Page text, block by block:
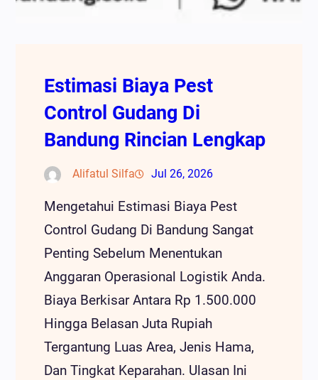
Estimasi Biaya Pest
Control Gudang Di
Bandung Rincian Lengkap
Alifatul Silfa Jul 26, 2026
Mengetahui Estimasi Biaya Pest
Control Gudang Di Bandung Sangat
Penting Sebelum Menentukan
Anggaran Operasional Logistik Anda.
Biaya Berkisar Antara Rp 1.500.000
Hingga Belasan Juta Rupiah
Tergantung Luas Area, Jenis Hama,
Dan Tingkat Keparahan. Ulasan Ini